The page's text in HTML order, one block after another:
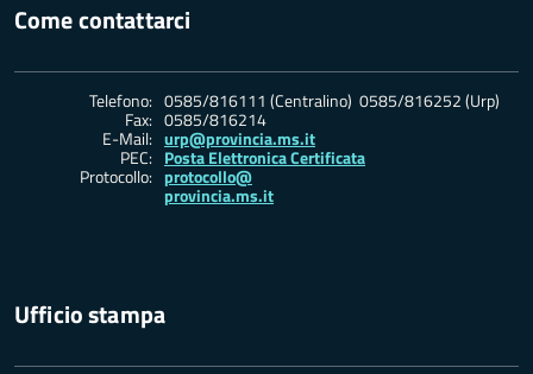
Come contattarci
Telefono: 0585/816111 (Centralino) 0585/816252 (Urp)
Fax: 0585/816214
E-Mail: urp@provincia.ms.it
PEC: Posta Elettronica Certificata
Protocollo: protocollo@
provincia.ms.it
Ufficio stampa